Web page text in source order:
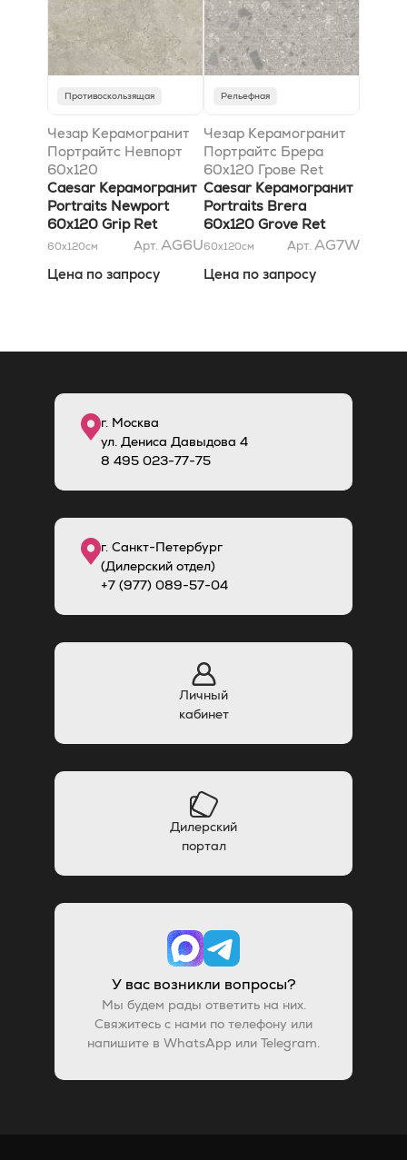
Противоскользящая
Чезар Керамогранит
Портрайтс Невпорт
60x120
антискользящий Ret
Caesar Керамогранит
Portraits Newport
60x120 Grip Ret
60x120см Арт. AG6U
Цена по запросу
Рельефная
Чезар Керамогранит
Портрайтс Брера
60x120 Грове Ret
Caesar Керамогранит
Portraits Brera
60x120 Grove Ret
60x120см Арт. AG7W
Цена по запросу
г. Москва
ул. Дениса Давыдова 4
8 495 023-77-75
г. Санкт-Петербург
(Дилерский отдел)
+7 (977) 089-57-04
Личный
кабинет
Дилерский
портал
У вас возникли вопросы?
Мы будем рады ответить на них.
Свяжитесь с нами по телефону или
напишите в WhatsApp или Telegram.